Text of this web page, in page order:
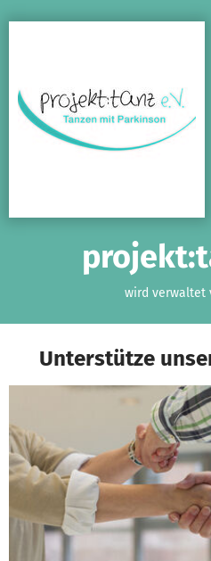
wird verwaltet
Unterstütze